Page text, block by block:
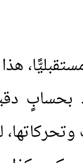
. بحسابٍ